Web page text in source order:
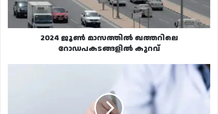
2024 ജൂൺ മാസത്തിൽ ഖത്തറിലെ
റോഡപകടങ്ങളിൽ കുറവ്